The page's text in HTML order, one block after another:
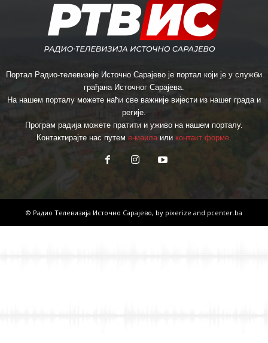
Портал Радио-телевизије Источно Сарајево је портал који је у служби
грађана Источног Сарајева.
На нашем порталу можете наћи све важније вијести из нашег града и
регије.
Програм радија можете пратити и уживо на нашем порталу.
Контактирајте нас путем е-маилаили контакт форме.
© Радио Телевизија Источно Сарајево, by pixerize and pcenter.ba